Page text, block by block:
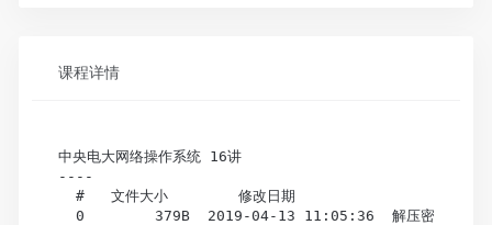
课程详情
中央电大网络操作系统 16讲
----
#   文件大小        修改日期
0        379B  2019-04-13 11:05:36  解